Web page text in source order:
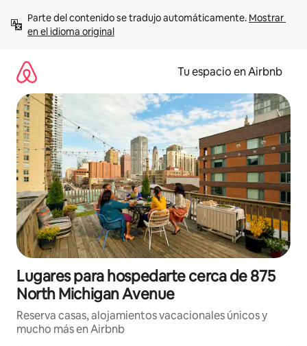
contenido
Parte del contenido se tradujo automáticamente. Mostrar
en el idioma original
Tu espacio en Airbnb
Lugares para hospedarte cerca de 875
North Michigan Avenue
Reserva casas, alojamientos vacacionales únicos y
mucho más en Airbnb